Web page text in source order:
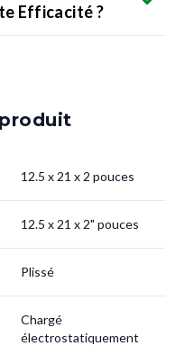
Efficacité ?
12.5 x 21 x 2 pouces
12.5 x 21 x 2" pouces
Plissé
Chargé
électrostatiquement